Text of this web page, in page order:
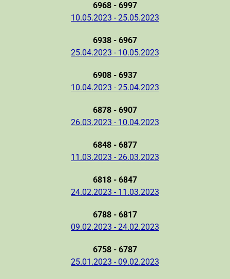
6968 - 6997
10.05.2023 - 25.05.2023
6938 - 6967
25.04.2023 - 10.05.2023
6908 - 6937
10.04.2023 - 25.04.2023
6878 - 6907
26.03.2023 - 10.04.2023
6848 - 6877
11.03.2023 - 26.03.2023
6818 - 6847
24.02.2023 - 11.03.2023
6788 - 6817
09.02.2023 - 24.02.2023
6758 - 6787
25.01.2023 - 09.02.2023